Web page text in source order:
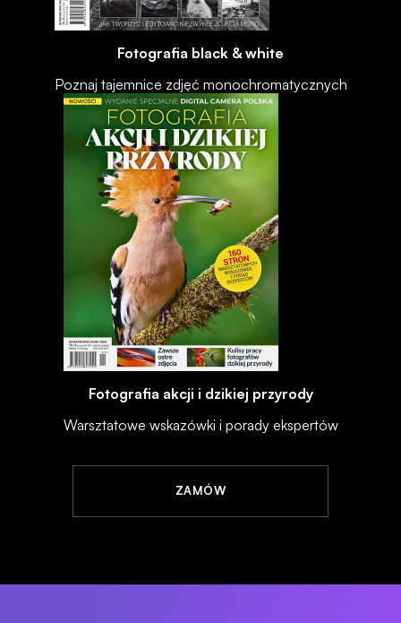
Fotografia black & white
Poznaj tajemnice zdjęć monochromatycznych
Fotografia akcji i dzikiej przyrody
Warsztatowe wskazówki i porady ekspertów
ZAMÓW